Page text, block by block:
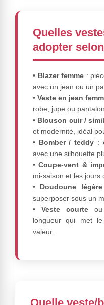
Quelles
adopter
• Blazer femme :
avec un jean ou un
• Veste en jean
robe, jupe ou pantalon.
• Blouson cuir /
et modernité, idéal
• Bomber / teddy :
avec une silhouette
•Coupe-vent &
mi-saison et les jours
• Doudoune légère
superposer sous un
• Veste courte ou
longueur qui met
valeur.